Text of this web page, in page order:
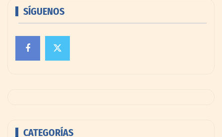
SÍGUENOS
CATEGORÍAS